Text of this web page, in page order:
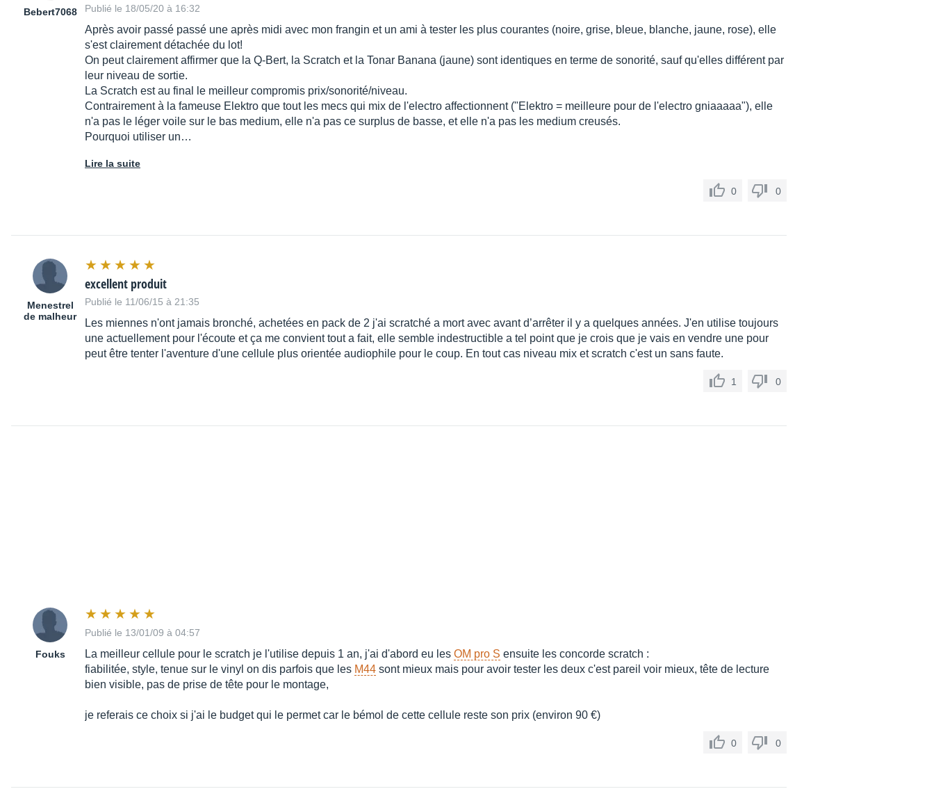
Bebert7068 Publié le 18/05/20 à 16:32
Après avoir passé passé une après midi avec mon frangin et un ami à tester les plus courantes (noire, grise, bleue, blanche, jaune, rose), elle
s'est clairement détachée du lot!
On peut clairement affirmer que la Q-Bert, la Scratch et la Tonar Banana (jaune) sont identiques en terme de sonorité, sauf qu'elles différent par
leur niveau de sortie.
La Scratch est au final le meilleur compromis prix/sonorité/niveau.
Contrairement à la fameuse Elektro que tout les mecs qui mix de l'electro affectionnent ("Elektro = meilleure pour de l'electro gniaaaaa"), elle
n'a pas le léger voile sur le bas medium, elle n'a pas ce surplus de basse, et elle n'a pas les medium creusés.
Pourquoi utiliser un…
Lire la suite
0 0
Menestrel
de malheur
excellent produit
Publié le 11/06/15 à 21:35
Les miennes n'ont jamais bronché, achetées en pack de 2 j'ai scratché a mort avec avant d’arrêter il y a quelques années. J'en utilise toujours
une actuellement pour l'écoute et ça me convient tout a fait, elle semble indestructible a tel point que je crois que je vais en vendre une pour
peut être tenter l'aventure d'une cellule plus orientée audiophile pour le coup. En tout cas niveau mix et scratch c'est un sans faute.
1 0
Fouks
Publié le 13/01/09 à 04:57
La meilleur cellule pour le scratch je l'utilise depuis 1 an, j'ai d'abord eu les OM pro S ensuite les concorde scratch :
fiabilitée, style, tenue sur le vinyl on dis parfois que les M44 sont mieux mais pour avoir tester les deux c'est pareil voir mieux, tête de lecture
bien visible, pas de prise de tête pour le montage,
je referais ce choix si j'ai le budget qui le permet car le bémol de cette cellule reste son prix (environ 90 €)
0 0